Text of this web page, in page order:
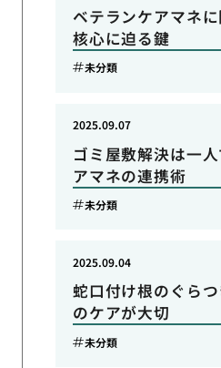
ベテランケアマネ
核心に迫る鍵
未分類
ゴミ屋敷解決は一
アマネの連携術
2025.09.07
未分類
蛇口付け根のぐら
のケアが大切
2025.09.04
未分類